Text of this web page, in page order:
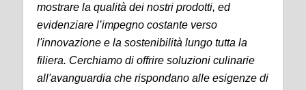
mostrare la qualità dei nostri prodotti, ed
evidenziare l’impegno costante verso
l'innovazione e la sostenibilità lungo tutta la
filiera. Cerchiamo di offrire soluzioni culinarie
all'avanguardia che rispondano alle esigenze di